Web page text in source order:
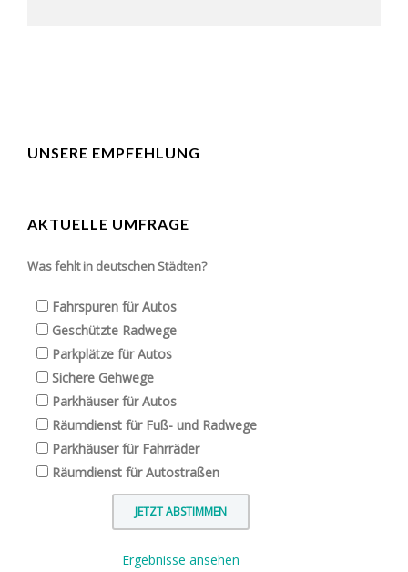
UNSERE EMPFEHLUNG
AKTUELLE UMFRAGE
Was fehlt in deutschen Städten?
Fahrspuren für Autos
Geschützte Radwege
Parkplätze für Autos
Sichere Gehwege
Parkhäuser für Autos
Räumdienst für Fuß- und Radwege
Parkhäuser für Fahrräder
Räumdienst für Autostraßen
Ergebnisse ansehen